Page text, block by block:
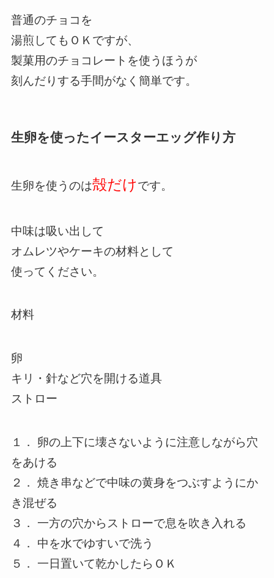
普通のチョコを
湯煎してもＯＫですが、
製菓用のチョコレートを使うほうが
刻んだりする手間がなく簡単です。
生卵を使ったイースターエッグ作り方
生卵を使うのは殻だけです。
中味は吸い出して
オムレツやケーキの材料として
使ってください。
材料
卵
キリ・針など穴を開ける道具
ストロー
１． 卵の上下に壊さないように注意しながら穴
をあける
２． 焼き串などで中味の黄身をつぶすようにか
き混ぜる
３． 一方の穴からストローで息を吹き入れる
４． 中を水でゆすいで洗う
５． 一日置いて乾かしたらＯＫ